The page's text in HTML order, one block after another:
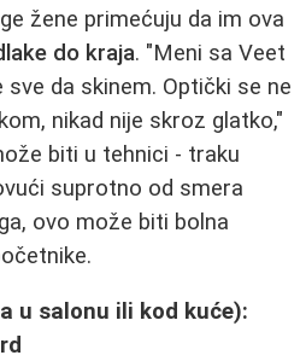
žene primećuju da im ova
do kraja. "Meni sa Veet
da skinem. Optički se ne
nikad nije skroz glatko,"
biti u tehnici - traku
suprotno od smera
ovo može biti bolna
u salonu ili kod kuće):